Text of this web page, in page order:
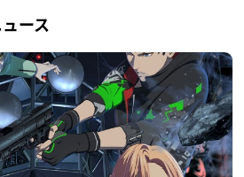
だめカンタービレ
フィナーレ
ャルル・オクレー
のだめカンタービレ
巴里編
シャルル・オクレー
ース